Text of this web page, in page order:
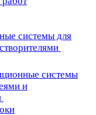
системы для
системы
и